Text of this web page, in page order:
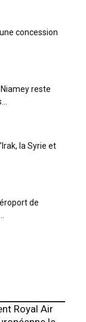
concession
reste
la Syrie et
de
Royal Air